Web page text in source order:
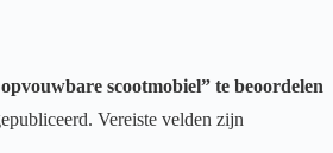
scootmobiel” te beoordelen
Vereiste velden zijn